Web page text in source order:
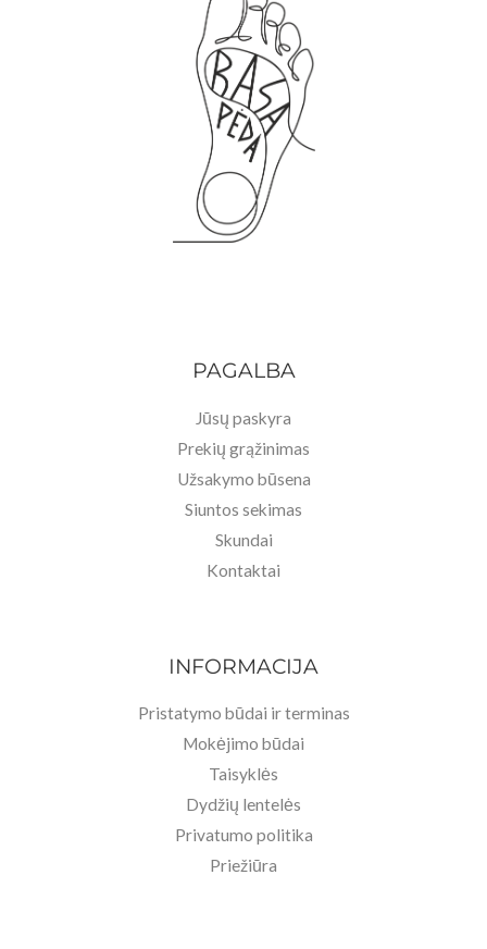
PAGALBA
Jūsų paskyra
Prekių grąžinimas
Užsakymo būsena
Siuntos sekimas
Skundai
Kontaktai
INFORMACIJA
Pristatymo būdai ir terminas
Mokėjimo būdai
Taisyklės
Dydžių lentelės
Privatumo politika
Priežiūra